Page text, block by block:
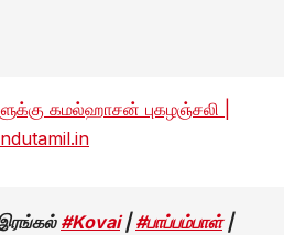
கமல்ஹாசன் புகழஞ்சலி |
இரங்கல் #Kovai|#பாப்பம்பாள்|